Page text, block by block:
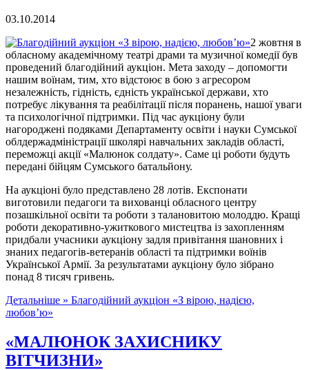
03.10.2014
2 жовтня в
обласному академічному театрі драми та музичної комедії був
проведений благодійний аукціон. Мета заходу – допомогти
нашим воїнам, тим, хто відстоює в бою з агресором
незалежність, гідність, єдність української держави, хто
потребує лікування та реабілітації після поранень, нашої уваги
та психологічної підтримки. Під час аукціону були
нагороджені подяками Департаменту освіти і науки Сумської
облдержадміністрації школярі навчальних закладів області,
переможці акції «Малюнок солдату». Саме ці роботи будуть
передані бійцям Сумського батальйону.
На аукціоні було представлено 28 лотів. Експонати
виготовили педагоги та вихованці обласного центру
позашкільної освіти та роботи з талановитою молоддю. Кращі
роботи декоративно-ужиткового мистецтва із захопленням
придбали учасники аукціону задля привітання шановних і
знаних педагогів-ветеранів області та підтримки воїнів
Української Армії. За результатами аукціону було зібрано
понад 8 тисяч гривень.
Детальніше » Благодійний аукціон «З вірою, надією,
любов’ю»
«МАЛЮНОК ЗАХИСНИКУ
ВІТЧИЗНИ»